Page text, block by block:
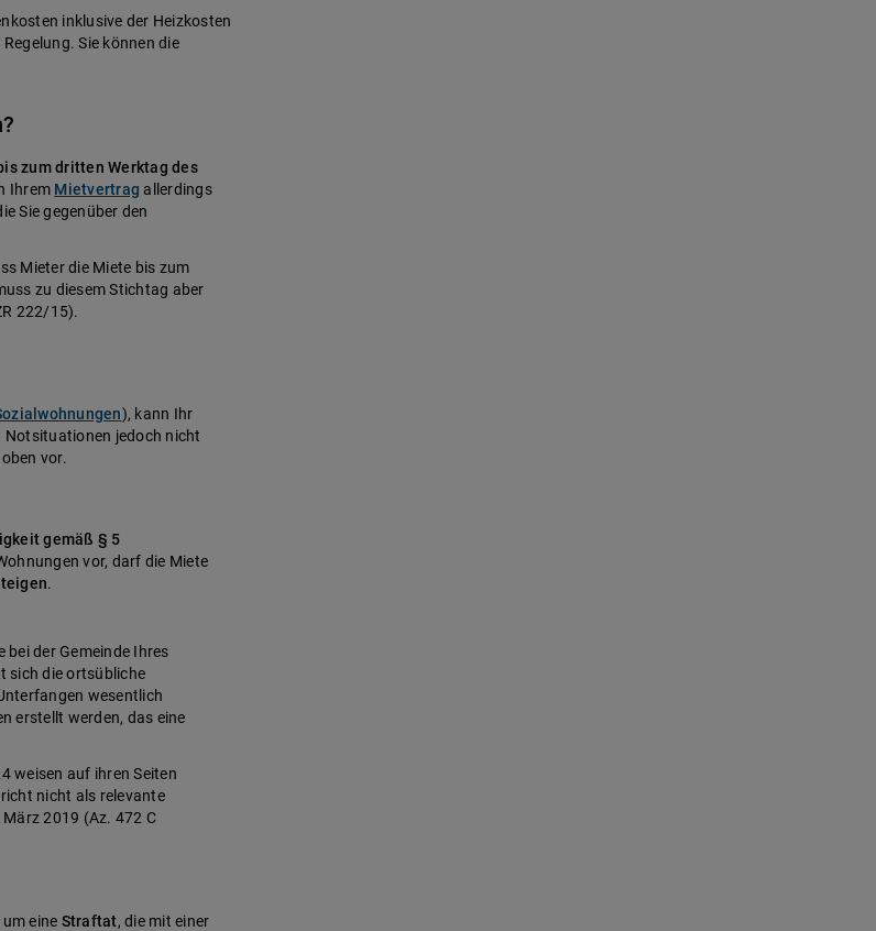
inklusive der Heizkosten
Sie können die
zum dritten Werktag des
Ihrem Mietvertrag allerdings
Sie gegenüber den
Mieter die Miete bis zum
zu diesem Stichtag aber
222/15).
), kann Ihr
Notsituationen jedoch nicht
vor.
gemäß § 5
vor, darf die Miete
.
der Gemeinde Ihres
sich die ortsübliche
wesentlich
erstellt werden, das eine
weisen auf ihren Seiten
nicht als relevante
2019 (Az. 472 C
eine Straftat, die mit einer